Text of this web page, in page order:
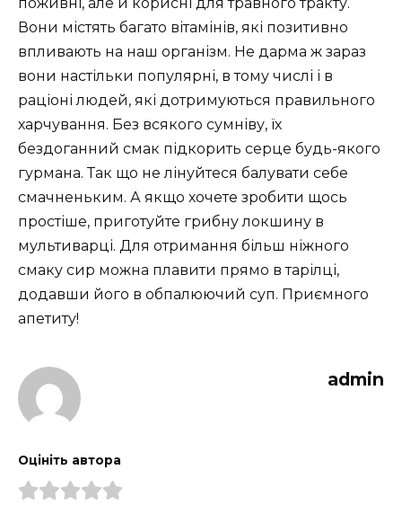
Вони містять багато вітамінів, які позитивно
впливають на наш організм. Не дарма ж зараз
вони настільки популярні, в тому числі і в
раціоні людей, які дотримуються правильного
харчування. Без всякого сумніву, їх
бездоганний смак підкорить серце будь-якого
гурмана. Так що не лінуйтеся балувати себе
смачненьким. А якщо хочете зробити щось
простіше, приготуйте грибну локшину в
мультиварці. Для отримання більш ніжного
смаку сир можна плавити прямо в тарілці,
додавши його в обпалюючий суп. Приємного
апетиту!
admin
Оцініть автора